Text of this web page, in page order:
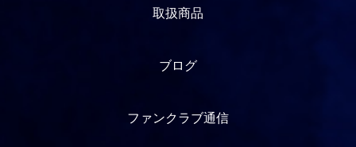
取扱商品
ブログ
ファンクラブ通信